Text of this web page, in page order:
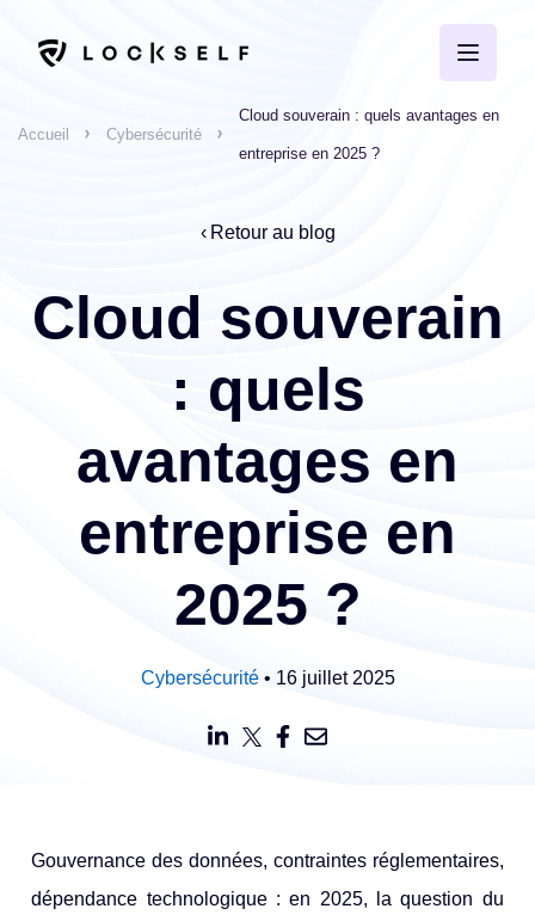
Accueil Cybersécurité
Cloud souverain : quels avantages en
entreprise en 2025 ?
Retour au blog
Cloud souverain
: quels
avantages en
entreprise en
2025 ?
Cybersécurité• 16 juillet 2025
Gouvernance des données, contraintes réglementaires,
dépendance technologique : en 2025, la question du